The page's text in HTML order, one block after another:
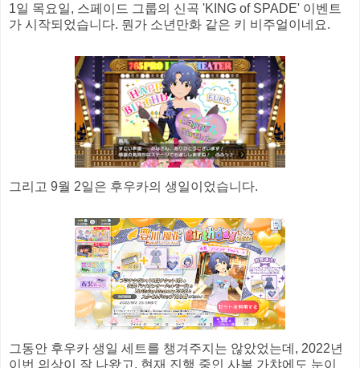
1일 목요일, 스페이드 그룹의 신곡 'KING of SPADE' 이벤트
가 시작되었습니다. 뭔가 소년만화 같은 키 비주얼이네요.
그리고 9월 2일은 후우카의 생일이었습니다.
그동안 후우카 생일 세트를 챙겨주지는 않았었는데, 2022년
이번 의상이 잘 나왔고, 현재 진행 중인 사복 가챠에도 눈이